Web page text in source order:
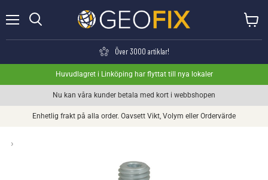
Över 3000 artiklar!
Huvudlagret i Linköping har flyttat till nya lokaler
Nu kan våra kunder betala med kort i webbshopen
Enhetlig frakt på alla order. Oavsett Vikt, Volym eller Ordervärde
›